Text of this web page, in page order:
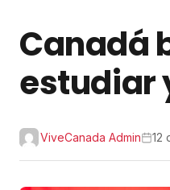
Canadá
estudiar
ViveCanada Admin 12